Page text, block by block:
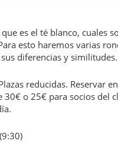
es el té blanco, cuales
esto haremos varias
diferencias y similitudes.
reducidas. Reservar
o 25€ para socios del